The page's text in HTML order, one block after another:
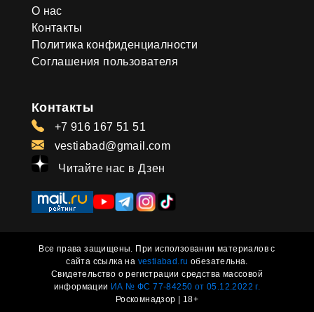
О нас
Контакты
Политика конфиденциалности
Соглашения пользователя
Контакты
+7 916 167 51 51
vestiabad@gmail.com
Читайте нас в Дзен
Все права защищены. При исползовании материалов с
сайта ссылка на vestiabad.ru обезательна.
Свидетельство о регистрации средства массовой
информации ИА № ФС 77-84250 от 05.12.2022 г.
Роскомнадзор | 18+